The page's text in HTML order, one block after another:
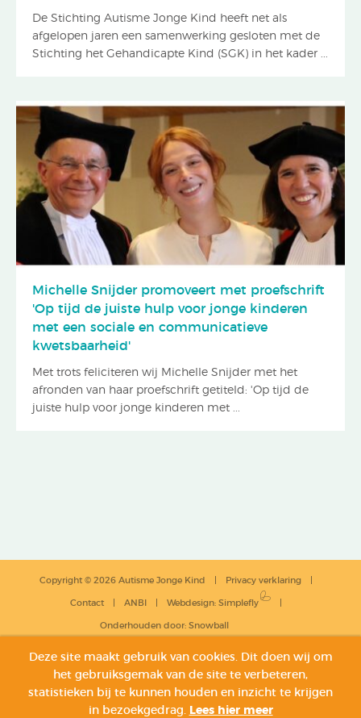
De Stichting Autisme Jonge Kind heeft net als
afgelopen jaren een samenwerking gesloten met de
Stichting het Gehandicapte Kind (SGK) in het kader ...
Michelle Snijder promoveert met proefschrift
'Op tijd de juiste hulp voor jonge kinderen
met een sociale en communicatieve
kwetsbaarheid'
Met trots feliciteren wij Michelle Snijder met het
afronden van haar proefschrift getiteld: 'Op tijd de
juiste hulp voor jonge kinderen met ...
Copyright © 2026 Autisme Jonge Kind Privacy verklaring
Contact ANBI Webdesign: Simplefly
Onderhouden door: Snowball
Deze site maakt gebruik van cookies. Dit doen wij om
het gebruiksgemak van de site te verbeteren,
statistieken bij te kunnen houden en inzicht te krijgen
in bezoekgedrag. Lees hier meer